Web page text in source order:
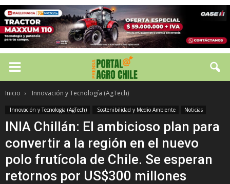
Inicio Innovación y Tecnología (AgTech)
Innovación y Tecnología (AgTech) Sostenibilidad y Medio Ambiente Noticias
INIA Chillán: El ambicioso plan para
convertir a la región en el nuevo
polo frutícola de Chile. Se esperan
retornos por US$300 millones